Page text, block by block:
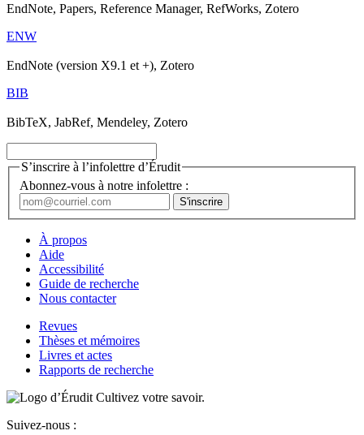
EndNote, Papers, Reference Manager, RefWorks, Zotero
ENW
EndNote (version X9.1 et +), Zotero
BIB
BibTeX, JabRef, Mendeley, Zotero
S’inscrire à l’infolettre d’Érudit
Abonnez-vous à notre infolettre :
À propos
Aide
Accessibilité
Guide de recherche
Nous contacter
Revues
Thèses et mémoires
Livres et actes
Rapports de recherche
Cultivez votre savoir.
Suivez-nous :